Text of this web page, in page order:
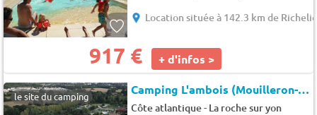
Location située à 142.3 km de
917 € + d'infos >
le site du camping Camping L'ambois (Mouilleron-le-Captif à 3 km)
Côte atlantique- La roche sur yon